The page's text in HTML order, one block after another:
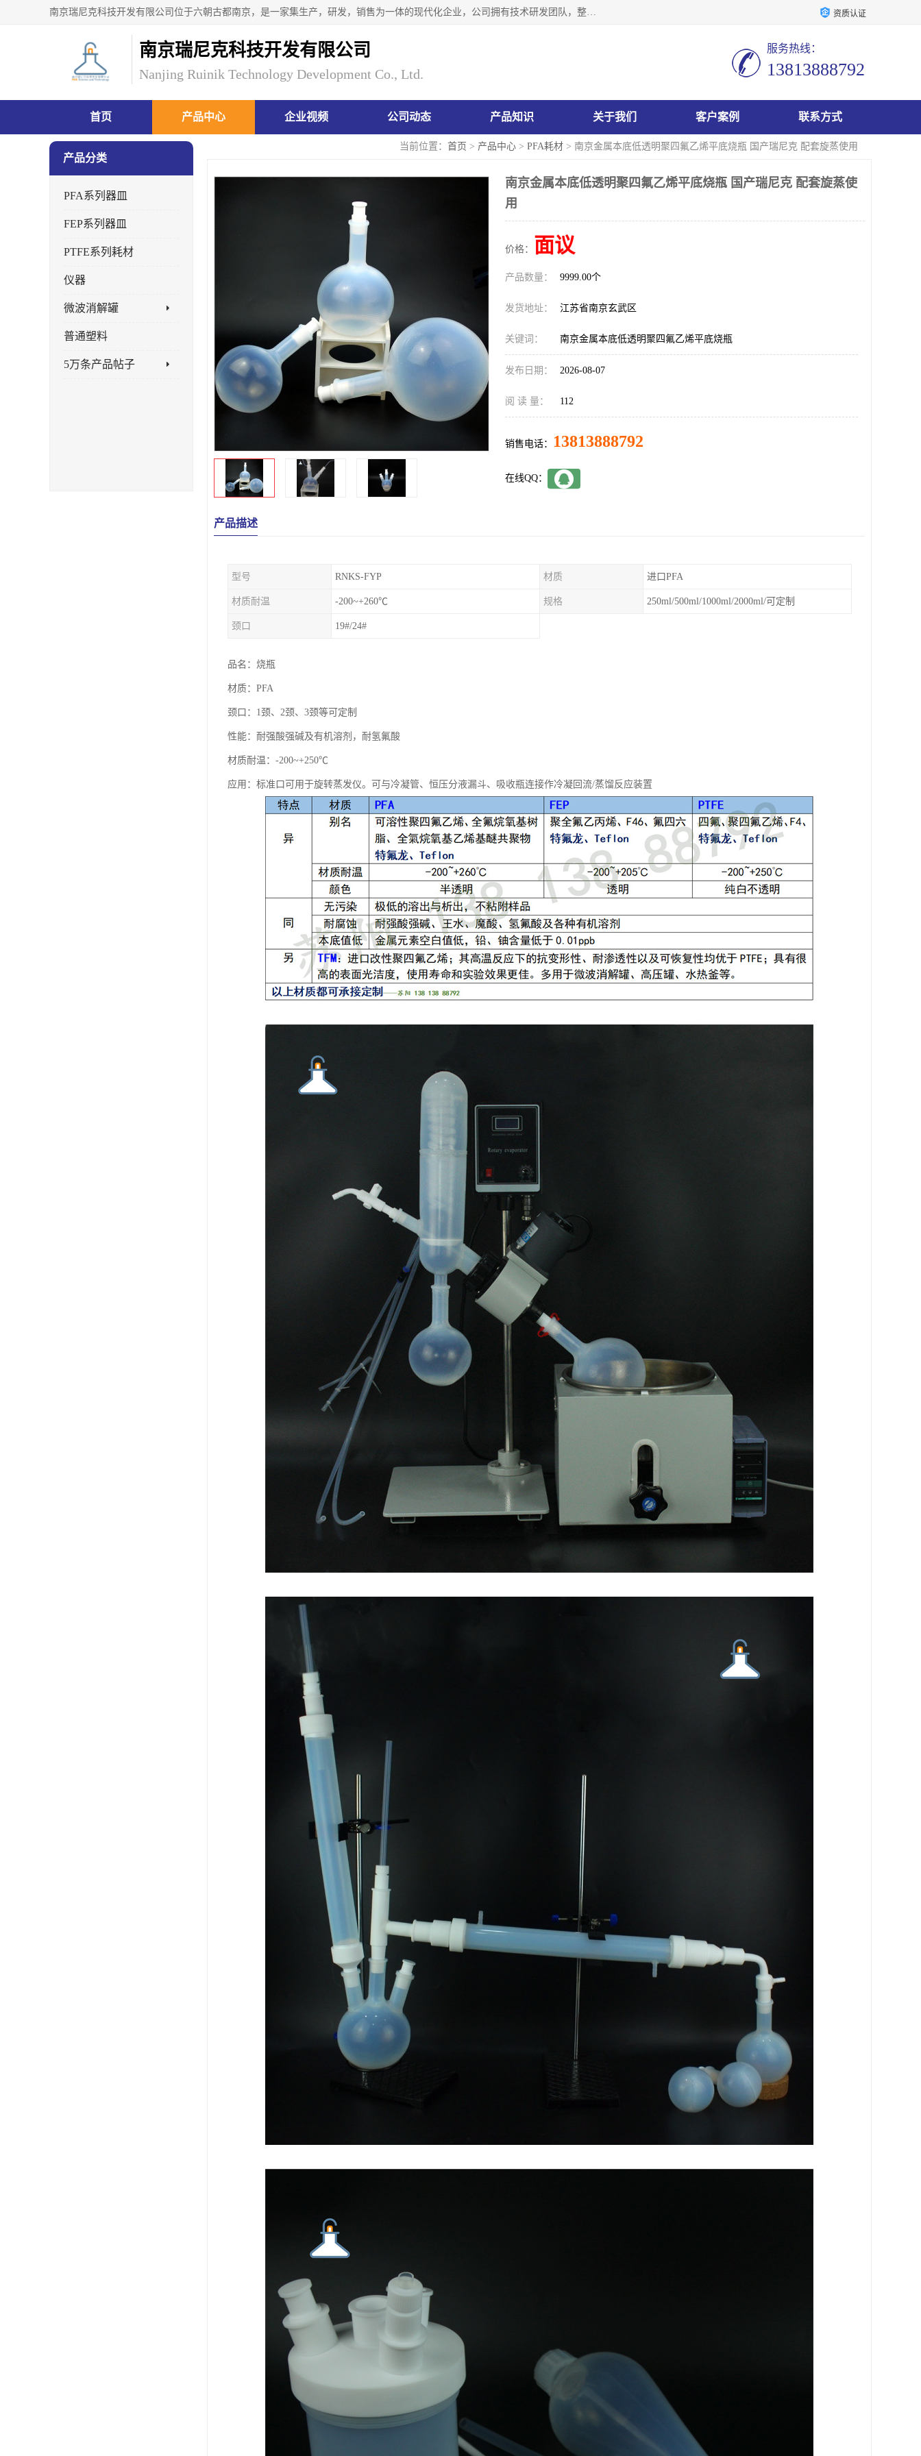
南京瑞尼克科技开发有限公司位于六朝古都南京，是一家集生产，研发，销售为一体的现代化企业，公司拥有技术研发团队，整洁明亮的厂房及的技术仪器设备，技术力量雄厚。公司长久以来一直坚持以生产研发国内完mei的痕量分析器皿为目标，客户满意的实验需求是我们永远的追求。长久以来与客户建立了良好的合作关系，在同行业中建立了自己的信誉与品牌。公司将一如既往的奋进不息，为客户带来为舒心的服务！ 资质认证
南京瑞尼克科技开发有限公司
Nanjing Ruinik Technology Development Co., Ltd.
服务热线：
13813888792
首页 产品中心 企业视频 公司动态 产品知识 关于我们 客户案例 联系方式
当前位置： 首页 > 产品中心 > PFA耗材 > 南京金属本底低透明聚四氟乙烯平底烧瓶 国产瑞尼克 配套旋蒸使用
产品分类
PFA系列器皿
FEP系列器皿
PTFE系列耗材
仪器
微波消解罐
普通塑料
5万条产品帖子
南京金属本底低透明聚四氟乙烯平底烧瓶 国产瑞尼克 配套旋蒸使
用
价格： 面议
产品数量： 9999.00个
发货地址： 江苏省南京玄武区
关键词： 南京金属本底低透明聚四氟乙烯平底烧瓶
发布日期： 2026-08-07
阅 读 量： 112
销售电话： 13813888792
在线QQ：
产品描述
型号 RNKS-FYP 材质 进口PFA
材质耐温 -200~+260℃ 规格 250ml/500ml/1000ml/2000ml/可定制
颈口 19#/24#
品名：烧瓶
材质：PFA
颈口：1颈、2颈、3颈等可定制
性能：耐强酸强碱及有机溶剂，耐氢氟酸
材质耐温：-200~+250℃
应用：标准口可用于旋转蒸发仪。可与冷凝管、恒压分液漏斗、吸收瓶连接作冷凝回流/蒸馏反应装置